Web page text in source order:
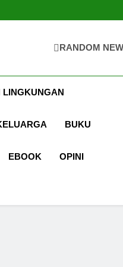
RANDOM
LINGKUNGAN
BUKU
EBOOK OPINI